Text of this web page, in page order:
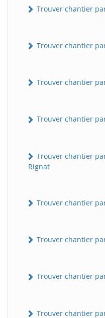
Trouver chantier
Trouver chantier
Trouver chantier
Trouver chantier
Trouver chantier
Rignat
Trouver chantier
Trouver chantier
Trouver chantier
Trouver chantier